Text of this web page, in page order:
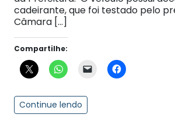
cadeirante, que foi testado pelo
Câmara […]
Compartilhe:
Continue lendo